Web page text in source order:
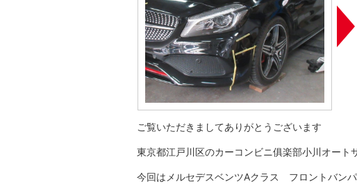
ご覧いただきましてありがとうございます
東京都江戸川区のカーコンビニ俱楽部小川オート
今回はメルセデスベンツAクラス フロントバン